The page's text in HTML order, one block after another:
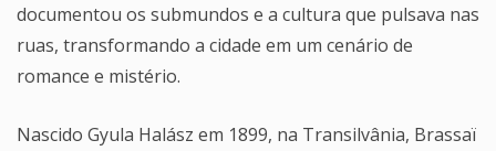
documentou os submundos e a cultura que pulsava nas
ruas, transformando a cidade em um cenário de
romance e mistério.
Nascido Gyula Halász em 1899, na Transilvânia, Brassaï